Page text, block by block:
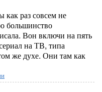
как раз совсем не
большинство
Вон включи на пять
на ТВ, типа
же духе. Они там как